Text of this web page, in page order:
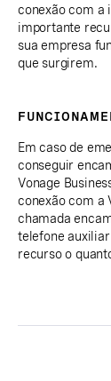
conexão com a
importante
sua empresa
que surgirem.
Em caso de
conseguir
Vonage
conexão com a
chamada
telefone
recurso o